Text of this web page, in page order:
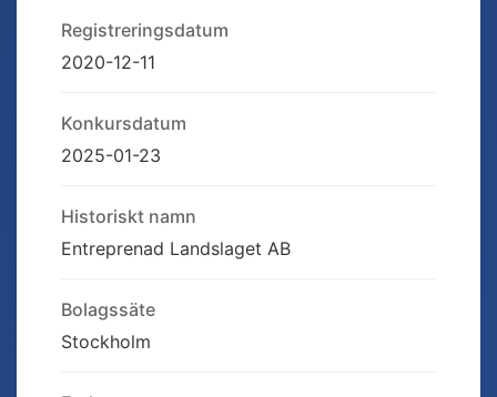
Registreringsdatum
2020-12-11
Konkursdatum
2025-01-23
Historiskt namn
Entreprenad Landslaget AB
Bolagssäte
Stockholm